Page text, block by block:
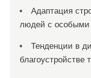
Адаптация
людей с особыми
Тенденции в
благоустройстве